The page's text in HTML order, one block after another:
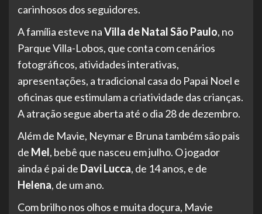
carinhosos dos seguidores.
A família esteve naVilla de Natal São Paulo, no
Parque Villa-Lobos, que conta com cenários
fotográficos, atividades interativas,
apresentações, a tradicional casa do Papai Noel e
oficinas que estimulam a criatividade das crianças.
A atração segue aberta até o dia 28 de dezembro.
Além de Mavie, Neymar e Bruna também são pais
de Mel, bebê que nasceu em julho. O jogador
ainda é pai de Davi Lucca, de 14 anos, e de
Helena, de um ano.
Com brilho nos olhos e muita doçura, Mavie